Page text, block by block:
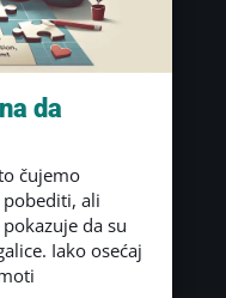
da
čujemo
pobediti, ali
da su
Iako osećaj